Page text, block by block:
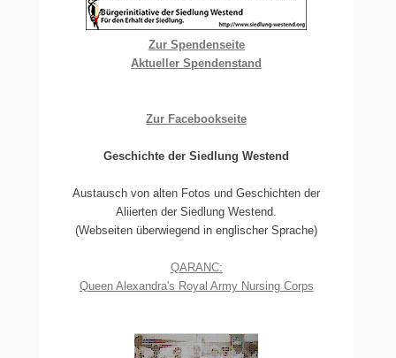
Zur Spendenseite
Aktueller Spendenstand
Zur Facebookseite
Geschichte der Siedlung Westend
Austausch von alten Fotos und Geschichten der
Aliierten der Siedlung Westend.
(Webseiten überwiegend in englischer Sprache)
QARANC:
Queen Alexandra's Royal Army Nursing Corps